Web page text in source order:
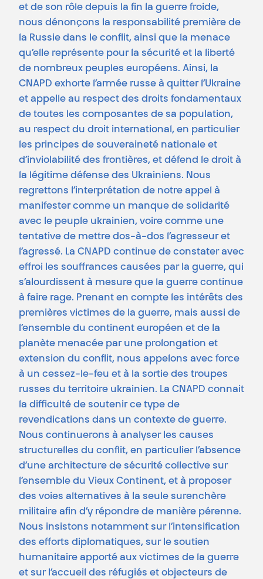
et de son rôle depuis la fin la guerre froide,
nous dénonçons la responsabilité première de
la Russie dans le conflit, ainsi que la menace
qu’elle représente pour la sécurité et la liberté
de nombreux peuples européens. Ainsi, la
CNAPD exhorte l’armée russe à quitter l’Ukraine
et appelle au respect des droits fondamentaux
de toutes les composantes de sa population,
au respect du droit international, en particulier
les principes de souveraineté nationale et
d’inviolabilité des frontières, et défend le droit à
la légitime défense des Ukrainiens. Nous
regrettons l’interprétation de notre appel à
manifester comme un manque de solidarité
avec le peuple ukrainien, voire comme une
tentative de mettre dos-à-dos l’agresseur et
l’agressé. La CNAPD continue de constater avec
effroi les souffrances causées par la guerre, qui
s’alourdissent à mesure que la guerre continue
à faire rage. Prenant en compte les intérêts des
premières victimes de la guerre, mais aussi de
l’ensemble du continent européen et de la
planète menacée par une prolongation et
extension du conflit, nous appelons avec force
à un cessez-le-feu et à la sortie des troupes
russes du territoire ukrainien. La CNAPD connait
la difficulté de soutenir ce type de
revendications dans un contexte de guerre.
Nous continuerons à analyser les causes
structurelles du conflit, en particulier l’absence
d’une architecture de sécurité collective sur
l’ensemble du Vieux Continent, et à proposer
des voies alternatives à la seule surenchère
militaire afin d’y répondre de manière pérenne.
Nous insistons notamment sur l’intensification
des efforts diplomatiques, sur le soutien
humanitaire apporté aux victimes de la guerre
et sur l’accueil des réfugiés et objecteurs de